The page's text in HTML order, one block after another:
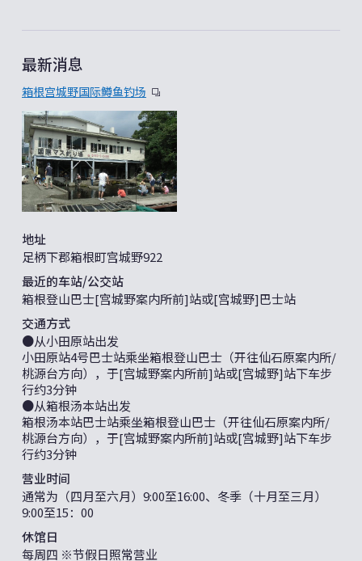
最新消息
箱根宫城野国际鳟鱼钓场
地址
足柄下郡箱根町宫城野922
最近的车站/公交站
箱根登山巴士[宫城野案内所前]站或[宫城野]巴士站
交通方式
●从小田原站出发
小田原站4号巴士站乘坐箱根登山巴士（开往仙石原案内所/
桃源台方向），于[宫城野案内所前]站或[宫城野]站下车步
行约3分钟
●从箱根汤本站出发
箱根汤本站巴士站乘坐箱根登山巴士（开往仙石原案内所/
桃源台方向），于[宫城野案内所前]站或[宫城野]站下车步
行约3分钟
营业时间
通常为（四月至六月）9:00至16:00、冬季（十月至三月）
9:00至15：00
休馆日
每周四 ※节假日照常营业